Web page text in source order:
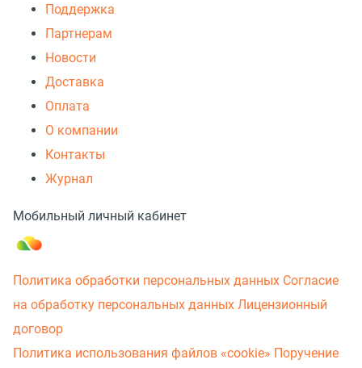
Поддержка
Партнерам
Новости
Доставка
Оплата
О компании
Контакты
Журнал
Мобильный личный кабинет
Политика обработки персональных данных Согласие
на обработку персональных данных Лицензионный
договор
Политика использования файлов «cookie» Поручение